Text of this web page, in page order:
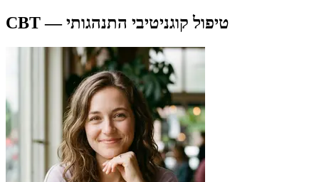
CBT — טיפול קוגניטיבי התנהגותי